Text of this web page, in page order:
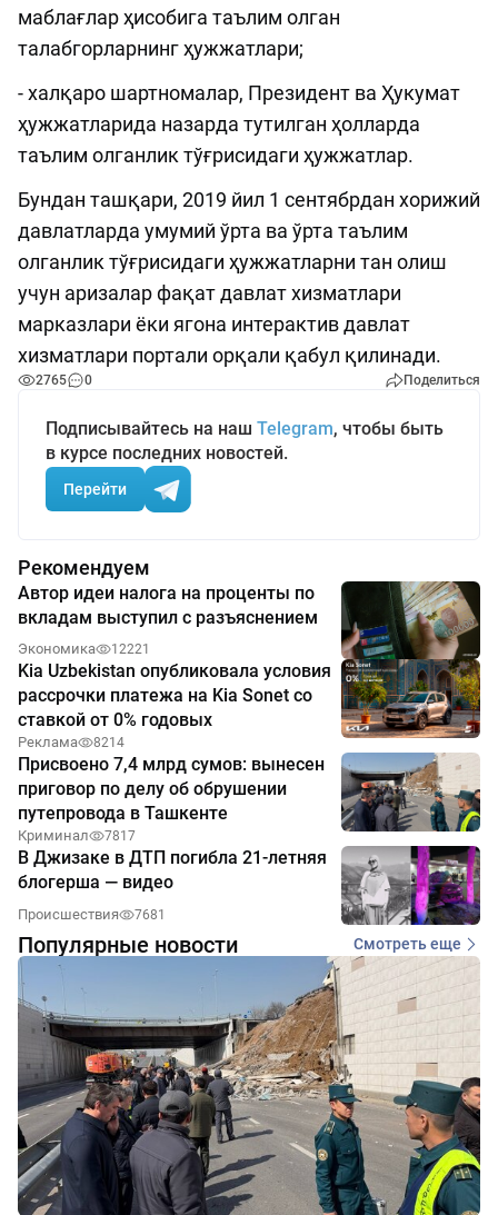
маблағлар ҳисобига таълим олган
талабгорларнинг ҳужжатлари;
- халқаро шартномалар, Президент ва Ҳукумат
ҳужжатларида назарда тутилган ҳолларда
таълим олганлик тўғрисидаги ҳужжатлар.
Бундан ташқари, 2019 йил 1 сентябрдан хорижий
давлатларда умумий ўрта ва ўрта таълим
олганлик тўғрисидаги ҳужжатларни тан олиш
учун аризалар фақат давлат хизматлари
марказлари ёки ягона интерактив давлат
хизматлари портали орқали қабул қилинади.
2765 0 Поделиться
Подписывайтесь на наш Telegram, чтобы быть
в курсе последних новостей.
Перейти
Рекомендуем
Автор идеи налога на проценты по
вкладам выступил с разъяснением
Экономика 12221
Kia Uzbekistan опубликовала условия
рассрочки платежа на Kia Sonet со
ставкой от 0% годовых
Реклама 8214
Присвоено 7,4 млрд сумов: вынесен
приговор по делу об обрушении
путепровода в Ташкенте
Криминал 7817
В Джизаке в ДТП погибла 21-летняя
блогерша — видео
Происшествия 7681
Популярные новости Смотреть еще